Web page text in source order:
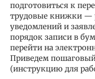
подготовиться к
трудовые книжки —
уведомлений и
порядок записи в
перейти на
Приведем
(инструкцию для